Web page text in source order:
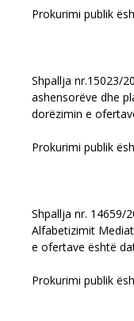
Prokurimi publik
Shpallja nr.15023/
ashensorëve dhe
dorëzimin e
Prokurimi publik
Shpallja nr. 14659/
Alfabetizimit
e ofertave është
Prokurimi publik